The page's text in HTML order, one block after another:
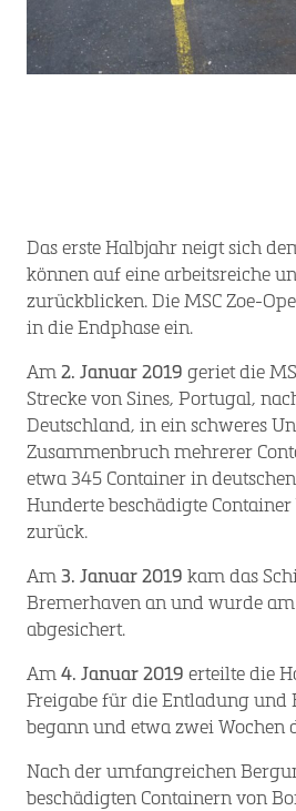
Das erste Halbjahr neigt sich
können auf eine arbeitsreiche
zurückblicken. Die MSC Zoe-
in die Endphase ein.
Am 2. Januar 2019 geriet die
Strecke von Sines, Portugal,
Deutschland, in ein schweres
Zusammenbruch mehrerer
etwa 345 Container in
Hunderte beschädigte
zurück.
Am 3. Januar 2019 kam das
Bremerhaven an und wurde
abgesichert.
Am 4. Januar 2019 erteilte die
Freigabe für die Entladung und
begann und etwa zwei Wochen
Nach der umfangreichen
beschädigten Containern von